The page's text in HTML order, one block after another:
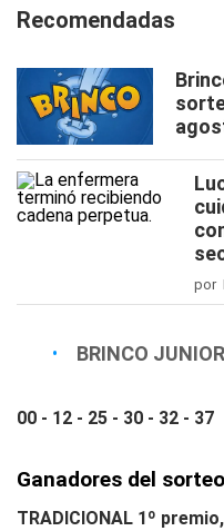
Recomendadas
por
BRINCO JUNIOR
00 - 12 - 25 - 30 - 32 - 37
Ganadores del
TRADICIONAL 1º premio,